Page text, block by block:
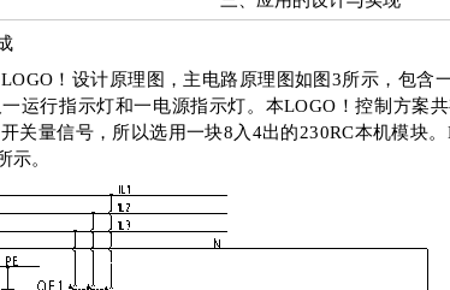
LOGO ！设计原理图，主电路原理图如图 3所示，包含
运行指示灯和一电源指示灯。本LOGO ！控制方案
关量信号，所以选用一块8 入 4出的230RC本机模块。
示。